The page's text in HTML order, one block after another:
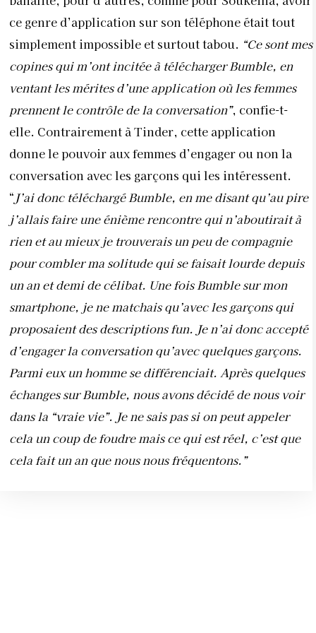
ce genre d’application sur son téléphone était tout
simplement impossible et surtout tabou. “Ce sont mes
copines qui m’ont incitée à télécharger Bumble, en
ventant les mérites d’une application où les femmes
prennent le contrôle de la conversation”, confie-t-
elle. Contrairement à Tinder, cette application
donne le pouvoir aux femmes d’engager ou non la
conversation avec les garçons qui les intéressent.
“J’ai donc téléchargé Bumble, en me disant qu’au pire
j’allais faire une énième rencontre qui n’aboutirait à
rien et au mieux je trouverais un peu de compagnie
pour combler ma solitude qui se faisait lourde depuis
un an et demi de célibat. Une fois Bumble sur mon
smartphone, je ne matchais qu’avec les garçons qui
proposaient des descriptions fun. Je n’ai donc accepté
d’engager la conversation qu’avec quelques garçons.
Parmi eux un homme se différenciait. Après quelques
échanges sur Bumble, nous avons décidé de nous voir
dans la “vraie vie”. Je ne sais pas si on peut appeler
cela un coup de foudre mais ce qui est réel, c’est que
cela fait un an que nous nous fréquentons.”